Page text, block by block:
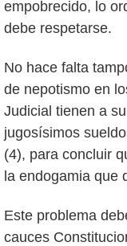
empobrecido, lo
debe respetarse.
No hace falta
de nepotismo en
Judicial tienen a
jugosísimos
(4), para concluir
la endogamia que
Este problema
cauces